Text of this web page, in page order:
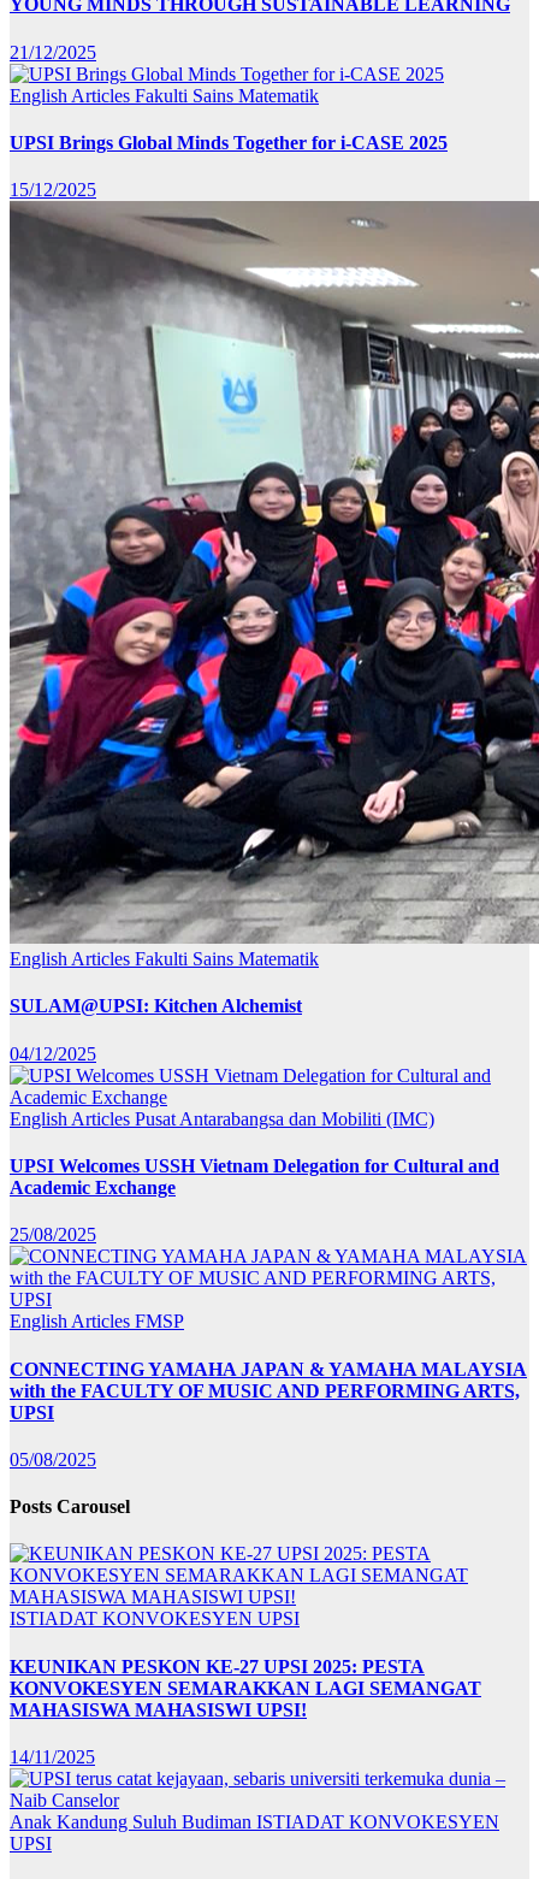
YOUNG MINDS THROUGH SUSTAINABLE LEARNING
21/12/2025
English Articles Fakulti Sains Matematik
UPSI Brings Global Minds Together for i-CASE 2025
15/12/2025
English Articles Fakulti Sains Matematik
SULAM@UPSI: Kitchen Alchemist
04/12/2025
English Articles Pusat Antarabangsa dan Mobiliti (IMC)
UPSI Welcomes USSH Vietnam Delegation for Cultural and
Academic Exchange
25/08/2025
English Articles FMSP
CONNECTING YAMAHA JAPAN & YAMAHA MALAYSIA
with the FACULTY OF MUSIC AND PERFORMING ARTS,
UPSI
05/08/2025
Posts Carousel
ISTIADAT KONVOKESYEN UPSI
KEUNIKAN PESKON KE-27 UPSI 2025: PESTA
KONVOKESYEN SEMARAKKAN LAGI SEMANGAT
MAHASISWA MAHASISWI UPSI!
14/11/2025
Anak Kandung Suluh Budiman ISTIADAT KONVOKESYEN
UPSI